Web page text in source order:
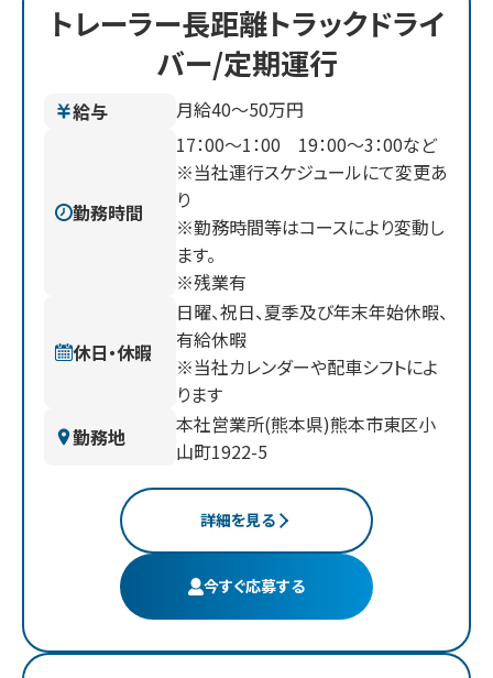
トレーラー長距離トラックドライ
バー/定期運行
給与 月給40〜50万円
勤務時間
17：00〜1：00 19：00〜3：00など
※当社運行スケジュールにて変更あ
り
※勤務時間等はコースにより変動し
ます。
※残業有
休日・休暇
日曜、祝日、夏季及び年末年始休暇、
有給休暇
※当社カレンダーや配車シフトによ
ります
勤務地
本社営業所(熊本県)熊本市東区小
山町1922-5
詳細を見る
今すぐ応募する